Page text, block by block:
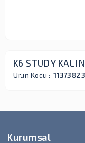
K6 STUDY KALIN
Ürün Kodu : 11373823
Kurumsal